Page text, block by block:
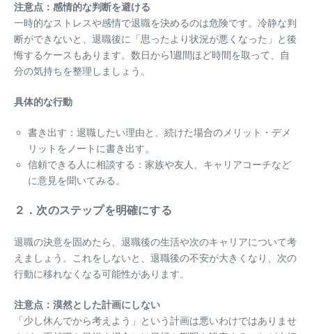
注意点：感情的な判断を避ける
一時的なストレスや感情で退職を決めるのは危険です。冷静な判
断ができないと、退職後に「思ったより状況が悪くなった」と後
悔するケースもあります。数日から1週間ほど時間を取って、自
分の気持ちを整理しましょう。
具体的な行動
書き出す：退職したい理由と、続けた場合のメリット・デメ
リットをノートに書き出す。
信頼できる人に相談する：家族や友人、キャリアコーチなど
に意見を聞いてみる。
２．次のステップを明確にする
退職の決意を固めたら、退職後の生活や次のキャリアについて考
えましょう。これをしないと、退職後の不安が大きくなり、次の
行動に移れなくなる可能性があります。
注意点：漠然とした計画にしない
「少し休んでから考えよう」という計画は悪いわけではありませ